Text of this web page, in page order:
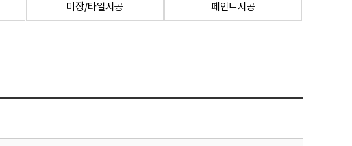
미장/타일시공 페인트시공